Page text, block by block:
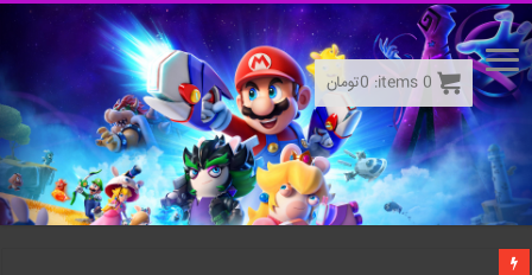
0
items:
0تومان